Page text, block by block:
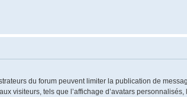
du forum peuvent limiter la publication de
visiteurs, tels que l’affichage d’avatars